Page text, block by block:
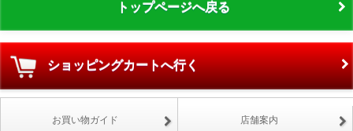
トップページへ戻る
ショッピングカートへ行く
お買い物ガイド 店舗案内